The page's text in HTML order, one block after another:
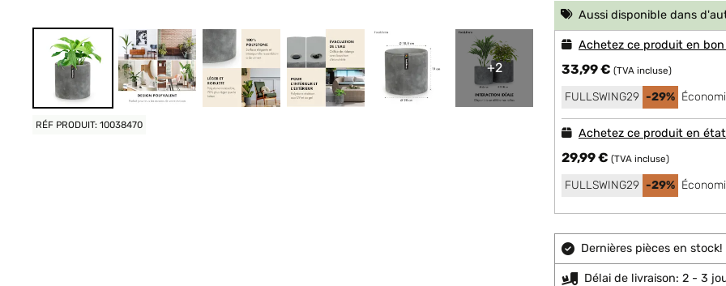
+2
RÉF PRODUIT: 10038470
Aussi disponible dans
Achetez ce produit en
33,99 € (TVA incluse)
FULLSWING29 -29%
Achetez ce produit en
29,99 € (TVA incluse)
FULLSWING29 -29%
Dernières pièces en stock!
Délai de livraison: 2 - 3